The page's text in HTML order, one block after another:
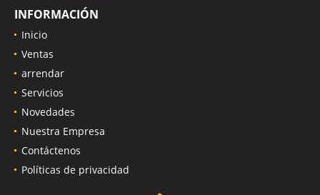
INFORMACIÓN
Inicio
Ventas
arrendar
Servicios
Novedades
Nuestra Empresa
Contáctenos
Políticas de privacidad